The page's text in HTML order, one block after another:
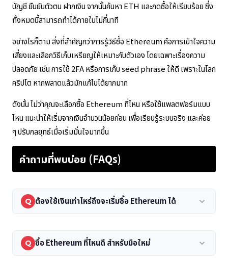
บัญชี ยืนยันตัวตน ฝากเงิน จากนั้นค้นหา ETH และกดซื้อให้เรียบร้อย ซึ่ง
ทั้งหมดนี้สามารถทำได้ภายในไม่กี่นาที
อย่างไรก็ตาม สิ่งที่สำคัญกว่าการรู้วิธีซื้อ Ethereum คือการเข้าใจความ
เสี่ยงและเลือกวิธีเก็บเหรียญให้เหมาะกับตัวเอง โดยเฉพาะเรื่องความ
ปลอดภัย เช่น การใช้ 2FA หรือการเก็บ seed phrase ให้ดี เพราะในโลก
คริปโต หากพลาดแล้วมักแก้ไขได้ยากมาก
ดังนั้น ไม่ว่าคุณจะเลือกซื้อ Ethereum ที่ไหน หรือใช้แพลตฟอร์มแบบ
ไหน แนะนำให้เริ่มจากเงินจำนวนน้อยก่อน เพื่อเรียนรู้ระบบจริง และค่อย
ๆ ปรับกลยุทธ์เมื่อเริ่มมั่นใจมากขึ้น
คำถามที่พบบ่อย (FAQs)
Q ต้องใช้เงินเท่าไหร่ถึงจะเริ่มซื้อ Ethereum ได้ keyboard_arrow_down
Q ซื้อ Ethereum ที่ไหนดี สำหรับมือใหม่ keyboard_arrow_down